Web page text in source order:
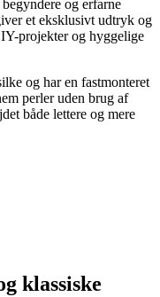
og erfarne
et eksklusivt udtryk og
projekter og hyggelige
og har en fastmonteret
perler uden brug af
både lettere og mere
klassiske